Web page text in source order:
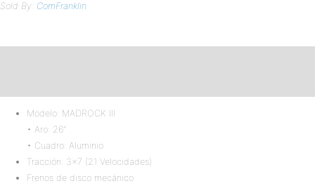
Sold By: ComFranklin
Modelo: MADROCK III
• Aro: 26”
• Cuadro: Aluminio
Tracción: 3×7 (21 Velocidades)
Frenos de disco mecánico